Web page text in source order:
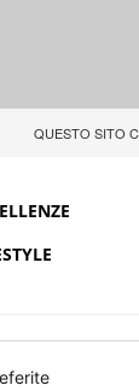
QUESTO SITO